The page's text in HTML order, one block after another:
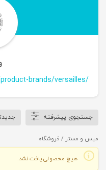
brands/versailles/
جستجوی پیشرفته
میس و مستر / فروشگاه
هیچ محصولی یافت نشد.